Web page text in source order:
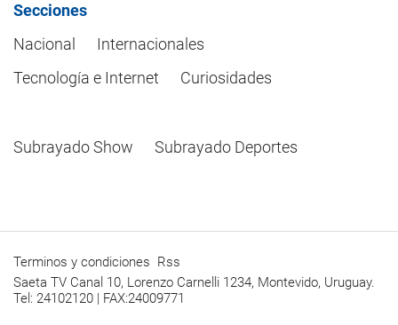
Secciones
Nacional
Internacionales
Tecnología e Internet
Curiosidades
Subrayado Show Subrayado Deportes
Terminos y condiciones Rss
Saeta TV Canal 10, Lorenzo Carnelli 1234, Montevido, Uruguay.
Tel: 24102120 | FAX:24009771